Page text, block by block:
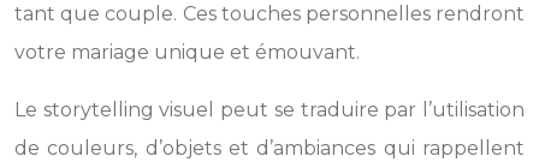
tant que couple. Ces touches personnelles rendront
votre mariage unique et émouvant.
Le storytelling visuel peut se traduire par l’utilisation
de couleurs, d’objets et d’ambiances qui rappellent